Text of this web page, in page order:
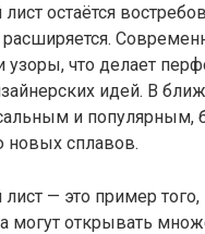
остаётся
узоры, что делает
идей. В
и популярным,
новых сплавов.
— это пример
могут открывать